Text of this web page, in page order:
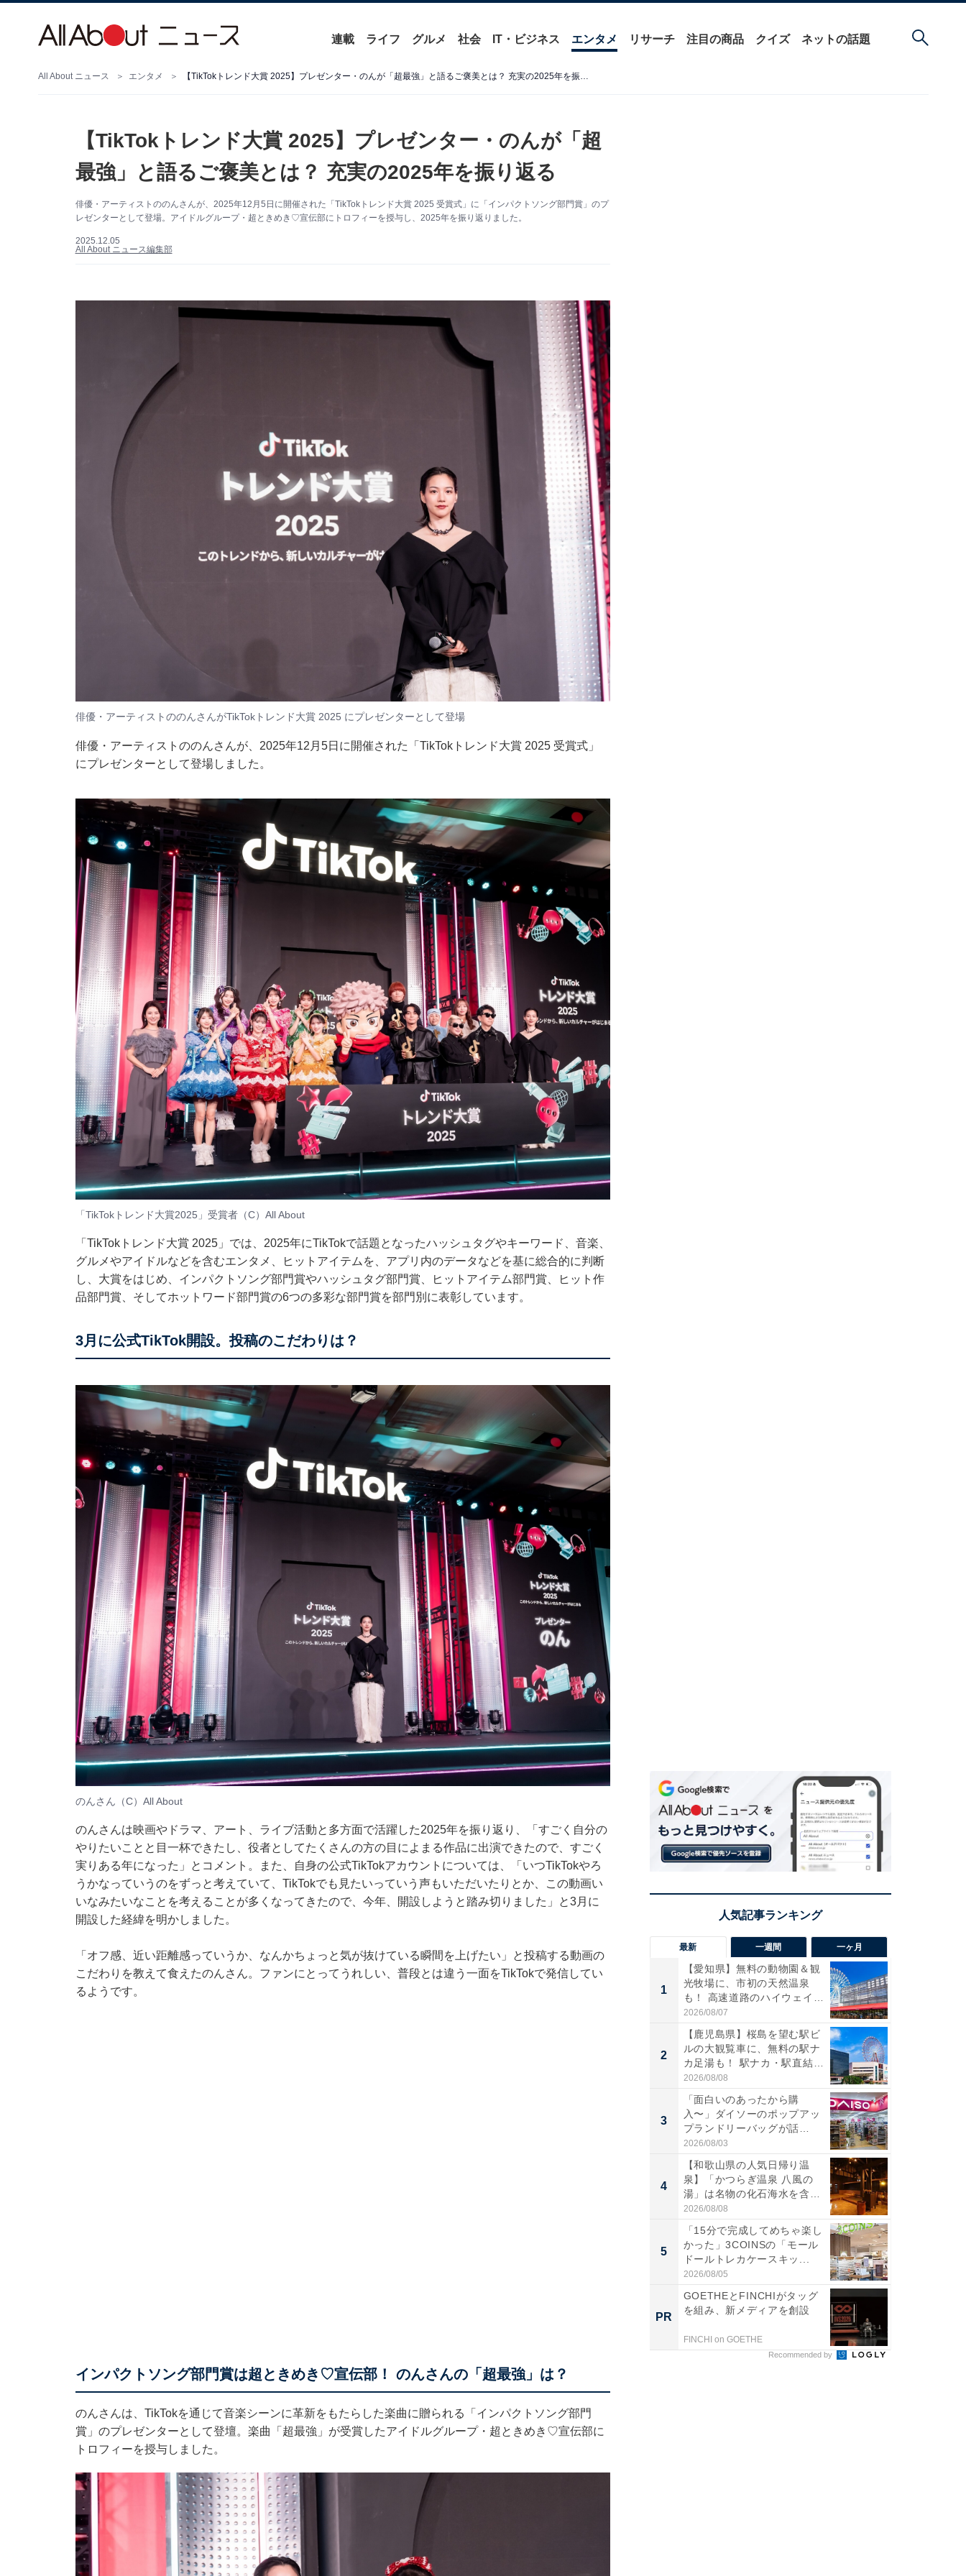
連載 ライフ グルメ 社会 IT・ビジネス エンタメ リサーチ 注目の商品 クイズ ネットの話題
All About ニュース エンタメ 【TikTokトレンド大賞 2025】プレゼンター・のんが「超最強」と語るご褒美とは？ 充実の2025年を振り返る
【TikTokトレンド大賞 2025】プレゼンター・のんが「超
最強」と語るご褒美とは？ 充実の2025年を振り返る
俳優・アーティストののんさんが、2025年12月5日に開催された「TikTokトレンド大賞 2025 受賞式」に「インパクトソング部門賞」のプ
レゼンターとして登場。アイドルグループ・超ときめき♡宣伝部にトロフィーを授与し、2025年を振り返りました。
2025.12.05
All About ニュース編集部
俳優・アーティストののんさんがTikTokトレンド大賞 2025 にプレゼンターとして登場
俳優・アーティストののんさんが、2025年12月5日に開催された「TikTokトレンド大賞 2025 受賞式」
にプレゼンターとして登場しました。
「TikTokトレンド大賞2025」受賞者（C）All About
「TikTokトレンド大賞 2025」では、2025年にTikTokで話題となったハッシュタグやキーワード、音楽、
グルメやアイドルなどを含むエンタメ、ヒットアイテムを、アプリ内のデータなどを基に総合的に判断
し、大賞をはじめ、インパクトソング部門賞やハッシュタグ部門賞、ヒットアイテム部門賞、ヒット作
品部門賞、そしてホットワード部門賞の6つの多彩な部門賞を部門別に表彰しています。
3月に公式TikTok開設。投稿のこだわりは？
のんさん（C）All About
のんさんは映画やドラマ、アート、ライブ活動と多方面で活躍した2025年を振り返り、「すごく自分の
やりたいことと目一杯できたし、役者としてたくさんの方の目によまる作品に出演できたので、すごく
実りある年になった」とコメント。また、自身の公式TikTokアカウントについては、「いつTikTokやろ
うかなっていうのをずっと考えていて、TikTokでも見たいっていう声もいただいたりとか、この動画い
いなみたいなことを考えることが多くなってきたので、今年、開設しようと踏み切りました」と3月に
開設した経緯を明かしました。
「オフ感、近い距離感っていうか、なんかちょっと気が抜けている瞬間を上げたい」と投稿する動画の
こだわりを教えて食えたのんさん。ファンにとってうれしい、普段とは違う一面をTikTokで発信してい
るようです。
インパクトソング部門賞は超ときめき♡宣伝部！ のんさんの「超最強」は？
のんさんは、TikTokを通じて音楽シーンに革新をもたらした楽曲に贈られる「インパクトソング部門
賞」のプレゼンターとして登壇。楽曲「超最強」が受賞したアイドルグループ・超ときめき♡宣伝部に
トロフィーを授与しました。
最新 一週間 一ヶ月
1
【愛知県】無料の動物園＆観
光牧場に、市初の天然温泉
も！ 高速道路のハイウェイオ
ア...
2026/08/07
2
【鹿児島県】桜島を望む駅ビ
ルの大観覧車に、無料の駅ナ
カ足湯も！ 駅ナカ・駅直結
ス...
2026/08/08
3
「面白いのあったから購
入〜」ダイソーのポップアッ
プランドリーバッグが話
題。“さま...
2026/08/03
4
【和歌山県の人気日帰り温
泉】「かつらぎ温泉 八風の
湯」は名物の化石海水を含ん
だ濃...
2026/08/08
5
「15分で完成してめちゃ楽し
かった」3COINSの「モール
ドールトレカケースキッ...
2026/08/05
PR
GOETHEとFINCHIがタッグ
を組み、新メディアを創設
FINCHI on GOETHE
Recommended by